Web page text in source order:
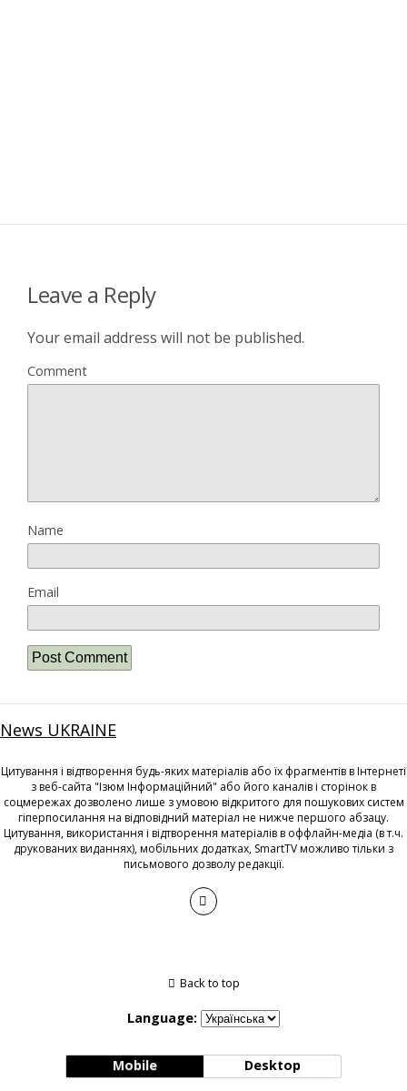
Leave a Reply
Your email address will not be published.
Comment
Name
Email
News UKRAINE
Цитування і відтворення будь-яких матеріалів або їх фрагментів в Інтернеті
з веб-сайта "Ізюм Інформаційний" або його каналів і сторінок в
соцмережах дозволено лише з умовою відкритого для пошукових систем
гіперпосилання на відповідний матеріал не нижче першого абзацу.
Цитування, використання і відтворення матеріалів в оффлайн-медіа (в т.ч.
друкованих виданнях), мобільних додатках, SmartTV можливо тільки з
письмового дозволу редакції.
Back to top
Language:
Mobile Desktop